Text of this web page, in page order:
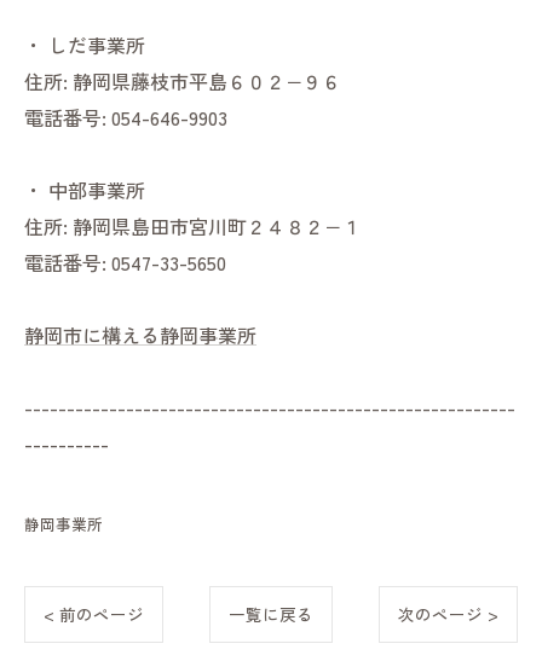
・
しだ事業所
住所: 静岡県藤枝市平島６０２−９６
電話番号: 054-646-9903
・ 中部事業所
住所: 静岡県島田市宮川町２４８２−１
電話番号: 0547-33-5650
静岡市に構える静岡事業所
----------------------------------------------------------
----------
静岡事業所
< 前のページ 一覧に戻る 次のページ >